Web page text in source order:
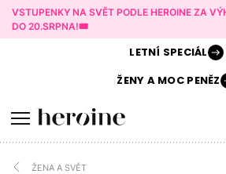
VSTUPENKY NA SVĚT PODLE HEROINE ZA
DO 20.SRPNA!🎟️
LETNÍ SPECIÁL
ŽENY AMOC PENĚZ
ŽENA A SVĚT